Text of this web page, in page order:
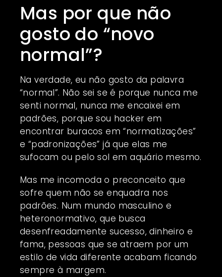
Mas por que não
gosto do “novo
normal”?
Na verdade, eu não gosto da palavra
“normal”. Não sei se é porque nunca me
senti normal, nunca me encaixei em
padrões, porque sou hacker em
encontrar buracos em “normatizações”
e “padronizações” já que elas me
sufocam ou pelo sol em aquário mesmo.
Mas me incomoda o preconceito que
sofre quem não se enquadra nos
padrões. Num mundo masculino e
heteronormativo, que busca
desenfreadamente sucesso, dinheiro e
fama, pessoas que se atraem por um
estilo de vida diferente acabam ficando
sempre à margem.